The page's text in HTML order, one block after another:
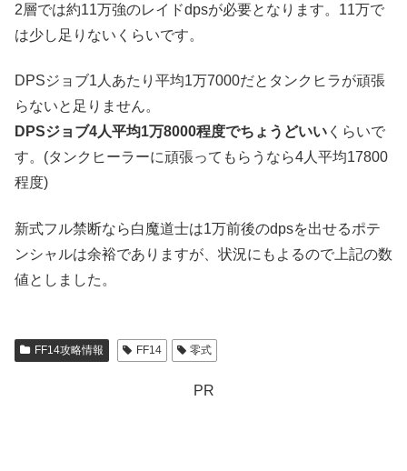
2層では約11万強のレイドdpsが必要となります。11万で
は少し足りないくらいです。
DPSジョブ1人あたり平均1万7000だとタンクヒラが頑張
らないと足りません。
DPSジョブ4人平均1万8000程度でちょうどいい くらいで
す。(タンクヒーラーに頑張ってもらうなら4人平均17800
程度)
新式フル禁断なら白魔道士は1万前後のdpsを出せるポテ
ンシャルは余裕でありますが、状況にもよるので上記の数
値としました。
FF14攻略情報 FF14 零式
PR